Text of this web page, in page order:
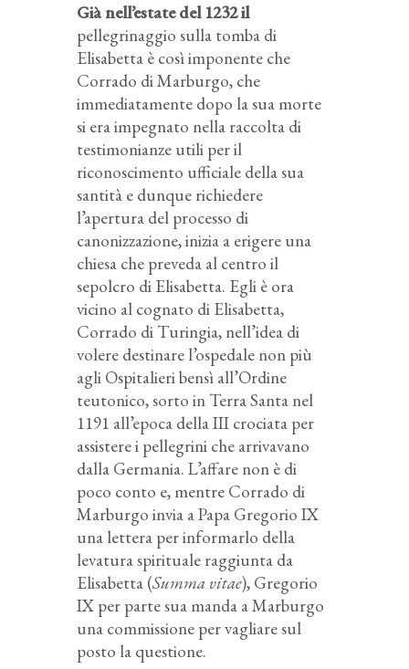
Già nell’estate del 1232 il
pellegrinaggio sulla tomba di
Elisabetta è così imponente che
Corrado di Marburgo, che
immediatamente dopo la sua morte
si era impegnato nella raccolta di
testimonianze utili per il
riconoscimento ufficiale della sua
santità e dunque richiedere
l’apertura del processo di
canonizzazione, inizia a erigere una
chiesa che preveda al centro il
sepolcro di Elisabetta. Egli è ora
vicino al cognato di Elisabetta,
Corrado di Turingia, nell’idea di
volere destinare l’ospedale non più
agli Ospitalieri bensì all’Ordine
teutonico, sorto in Terra Santa nel
1191 all’epoca della III crociata per
assistere i pellegrini che arrivavano
dalla Germania. L’affare non è di
poco conto e, mentre Corrado di
Marburgo invia a Papa Gregorio IX
una lettera per informarlo della
levatura spirituale raggiunta da
Elisabetta (Summa vitae), Gregorio
IX per parte sua manda a Marburgo
una commissione per vagliare sul
posto la questione.